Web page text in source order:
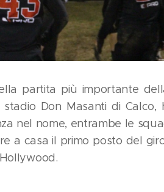
partita più importante
Don Masanti di Calco,
nel nome, entrambe le
a casa il primo posto del